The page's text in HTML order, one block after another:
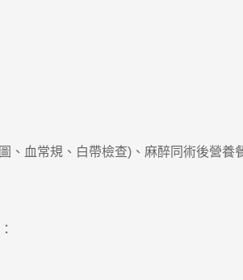
血常規、白帶檢查)、麻醉同術後營養